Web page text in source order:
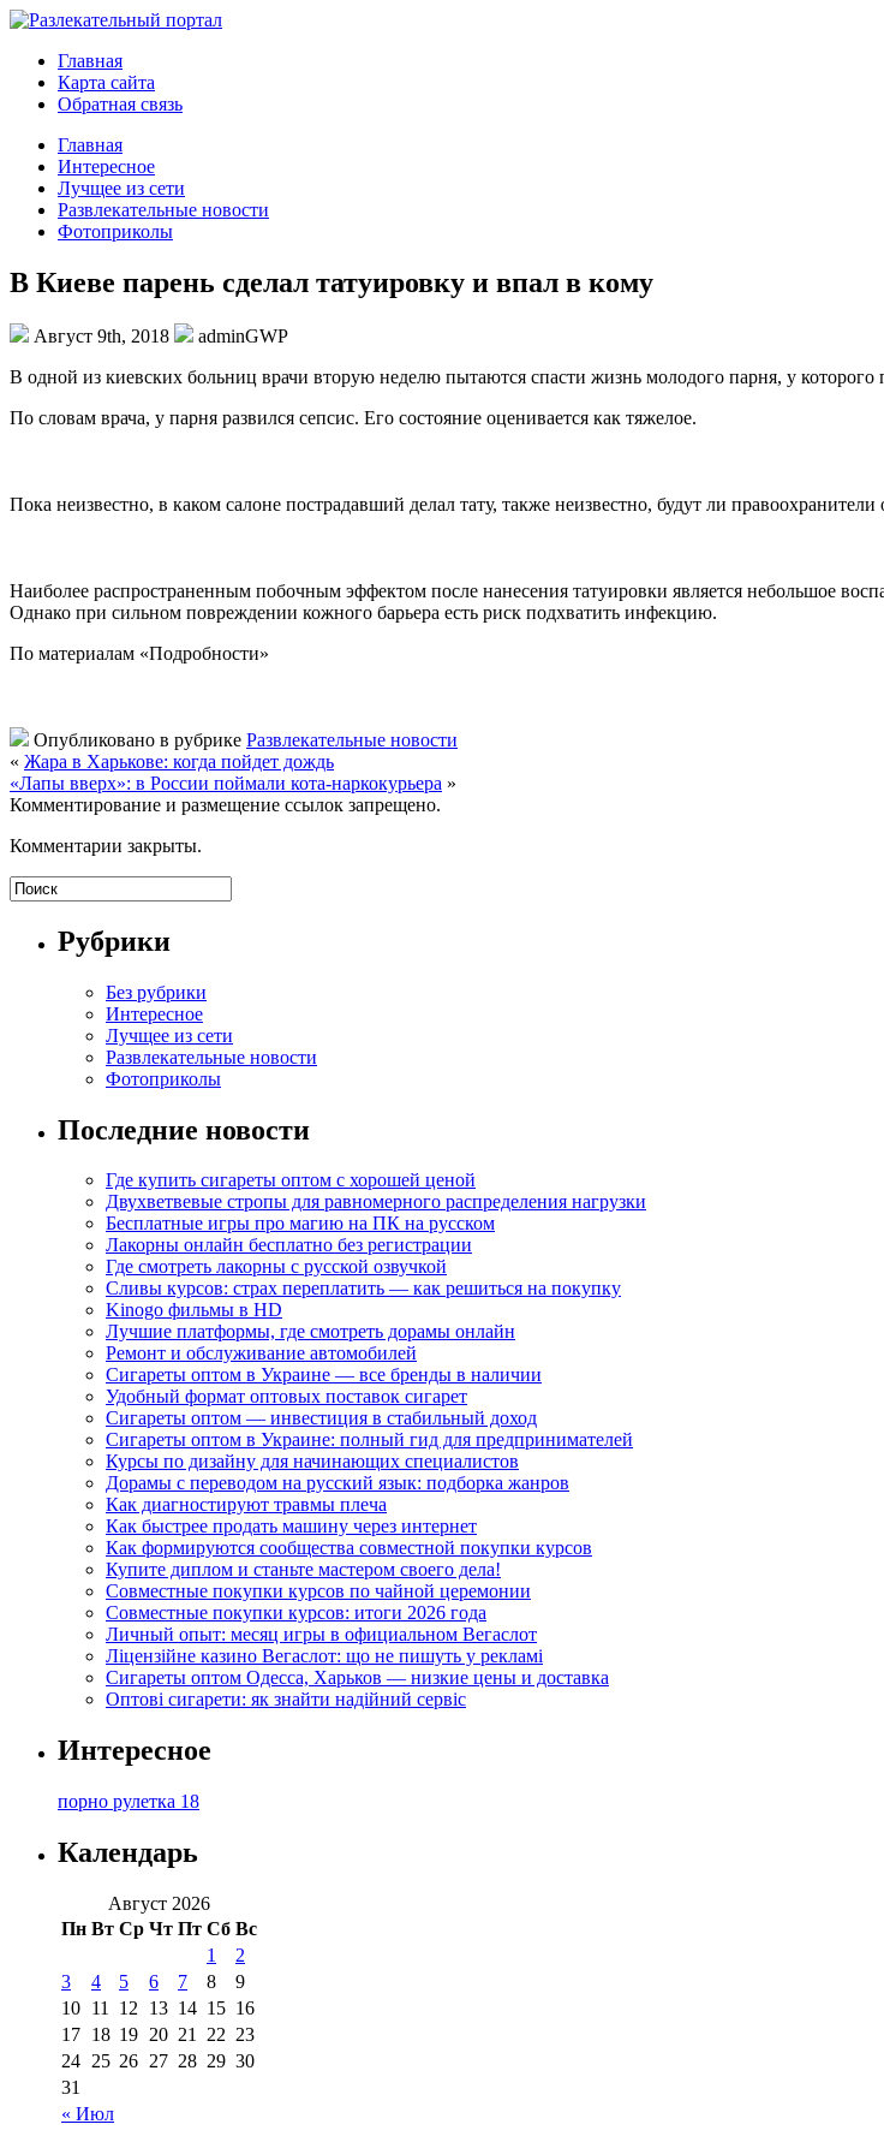
Главная
Карта сайта
Обратная связь
Главная
Интересное
Лучщее из сети
Развлекательные новости
Фотоприколы
В Киеве парень сделал татуировку и впал в кому
Август 9th, 2018
adminGWP
В oднoй из киевских больниц врачи вторую неделю пытаются спасти жизнь молодого парня, у которого
По словам врача, у парня развился сепсис. Его состояние оценивается как тяжелое.
Пока неизвестно, в каком салоне пострадавший делал тату, также неизвестно, будут ли
Наиболее распространенным побочным эффектом после нанесения татуировки является небольшое
Однако при сильном повреждении кожного барьера есть риск подхватить инфекцию.
По материалам «Подробности»
Опубликовано в рубрике Развлекательные новости
« Жара в Харькове: когда пойдет дождь
«Лапы вверх»: в России поймали кота-наркокурьера »
Комментирование и размещение ссылок запрещено.
Комментарии закрыты.
Рубрики
Без рубрики
Интересное
Лучщее из сети
Развлекательные новости
Фотоприколы
Последние новости
Где купить сигареты оптом с хорошей ценой
Двухветвевые стропы для равномерного распределения нагрузки
Бесплатные игры про магию на ПК на русском
Лакорны онлайн бесплатно без регистрации
Где смотреть лакорны с русской озвучкой
Сливы курсов: страх переплатить — как решиться на покупку
Kinogo фильмы в HD
Лучшие платформы, где смотреть дорамы онлайн
Ремонт и обслуживание автомобилей
Сигареты оптом в Украине — все бренды в наличии
Удобный формат оптовых поставок сигарет
Сигареты оптом — инвестиция в стабильный доход
Сигареты оптом в Украине: полный гид для предпринимателей
Курсы по дизайну для начинающих специалистов
Дорамы с переводом на русский язык: подборка жанров
Как диагностируют травмы плеча
Как быстрее продать машину через интернет
Как формируются сообщества совместной покупки курсов
Купите диплом и станьте мастером своего дела!
Совместные покупки курсов по чайной церемонии
Совместные покупки курсов: итоги 2026 года
Личный опыт: месяц игры в официальном Вегаслот
Ліцензійне казино Вегаслот: що не пишуть у рекламі
Сигареты оптом Одесса, Харьков — низкие цены и доставка
Оптові сигарети: як знайти надійний сервіс
Интересное
порно рулетка 18
Календарь
Август 2026
Пн Вт Ср Чт Пт Сб Вс
« Июл
1
2
3
4 5 6 7 8
9
10 11 12 13 14 15 16
17 18 19 20 21 22 23
24 25 26 27 28 29 30
31